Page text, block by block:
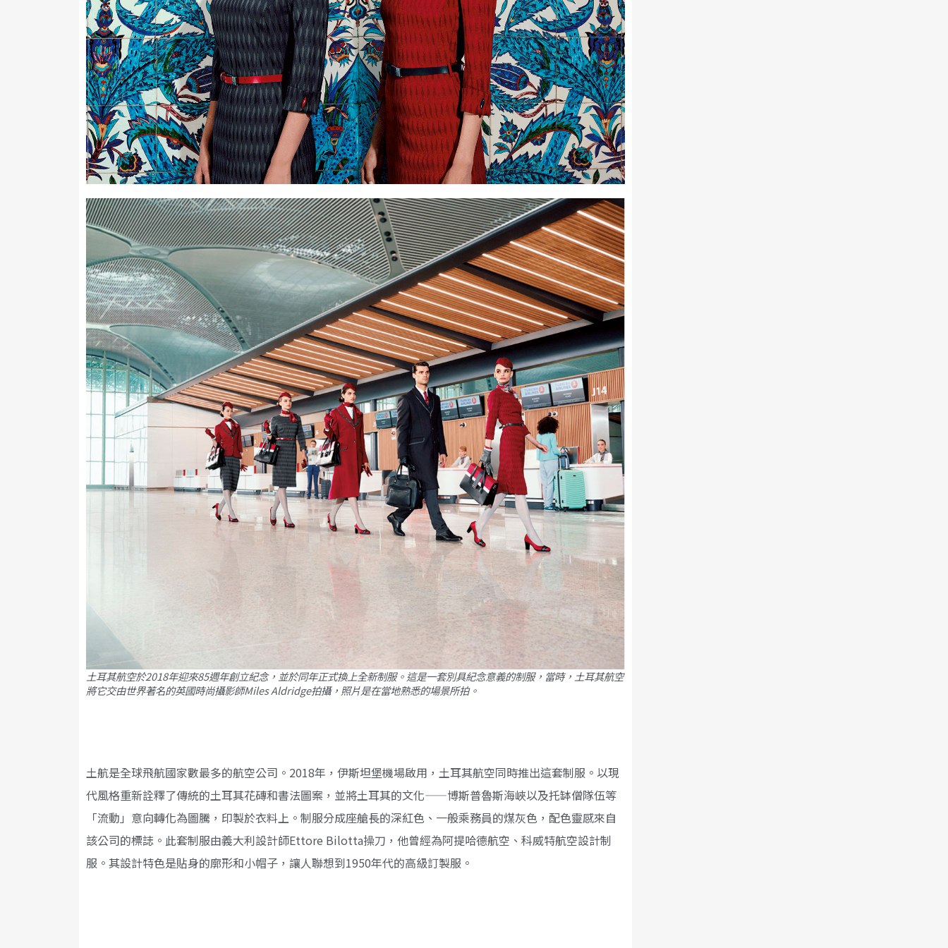
土耳其航空於2018年迎來85週年創立紀念，並於同年正式換上全新制服。這是一套別具紀念意義的制服，當時，土耳其航空
將它交由世界著名的英國時尚攝影師Miles Aldridge拍攝，照片是在當地熟悉的場景所拍。
土航是全球飛航國家數最多的航空公司。2018年，伊斯坦堡機場啟用，土耳其航空同時推出這套制服。以現
代風格重新詮釋了傳統的土耳其花磚和書法圖案，並將土耳其的文化——博斯普魯斯海峽以及托缽僧隊伍等
「流動」意向轉化為圖騰，印製於衣料上。制服分成座艙長的深紅色、一般乘務員的煤灰色，配色靈感來自
該公司的標誌。此套制服由義大利設計師Ettore Bilotta操刀，他曾經為阿提哈德航空、科威特航空設計制
服。其設計特色是貼身的廓形和小帽子，讓人聯想到1950年代的高級訂製服。